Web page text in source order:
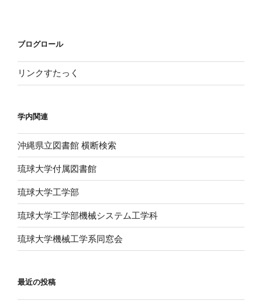
ブログロール
リンクすたっく
学内関連
沖縄県立図書館 横断検索
琉球大学付属図書館
琉球大学工学部
琉球大学工学部機械システム工学科
琉球大学機械工学系同窓会
最近の投稿